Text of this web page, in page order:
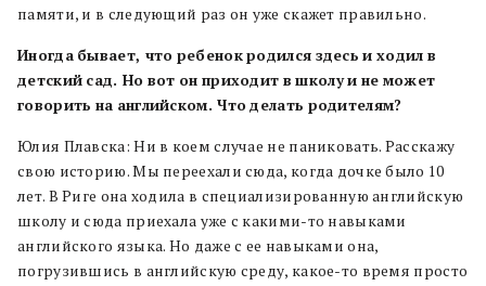
памяти, и в следующий раз он уже скажет правильно.
Иногда бывает, что ребенокродился здесь и ходил в
детский сад. Но вот он приходит в школуи не может
говорить на английском. Что делать родителям?
Юлия Плавска: Ни в коем случае не паниковать. Расскажу
свою историю. Мы переехали сюда, когда дочке было 10
лет. В Риге она ходила в специализированную английскую
школу и сюда приехала уже с какими-то навыками
английского языка. Но даже с ее навыками она,
погрузившись в английскую среду, какое-то время просто